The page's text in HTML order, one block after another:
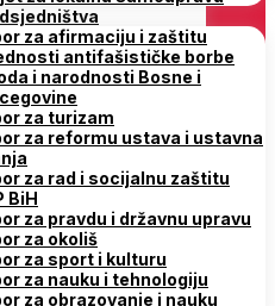
za afirmaciju i zaštitu
antifašističke borbe
i narodnosti Bosne i
za turizam
za reformu ustava i ustavna
za rad i socijalnu zaštitu
BiH
za pravdu i državnu upravu
za okoliš
za sport i kulturu
za nauku i tehnologiju
za obrazovanje i nauku